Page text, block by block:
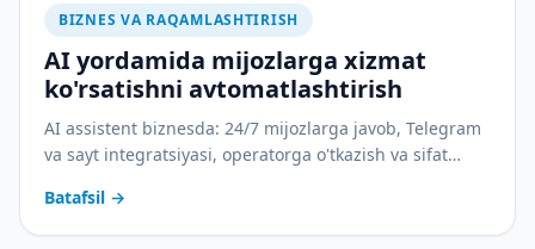
BIZNES VA RAQAMLASHTIRISH
AI yordamida mijozlarga xizmat
ko'rsatishni avtomatlashtirish
AI assistent biznesda: 24/7 mijozlarga javob, Telegram
va sayt integratsiyasi, operatorga o'tkazish va sifat
Batafsil →